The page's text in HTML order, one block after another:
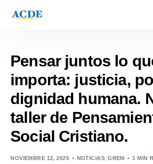
Pensar juntos lo
importa: justicia,
dignidad humana.
taller de
Social Cristiano.
NOVIEMBRE 12, 2025 NOTICIAS ,GREM 1 MIN